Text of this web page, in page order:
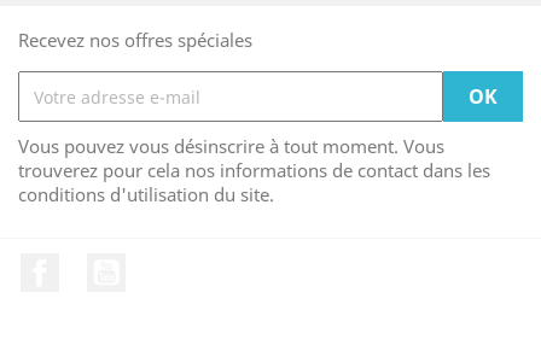
Recevez nos offres spéciales
Vous pouvez vous désinscrire à tout moment. Vous
trouverez pour cela nos informations de contact dans les
conditions d'utilisation du site.